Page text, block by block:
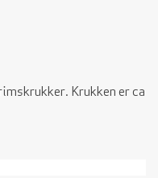
Krukken er ca